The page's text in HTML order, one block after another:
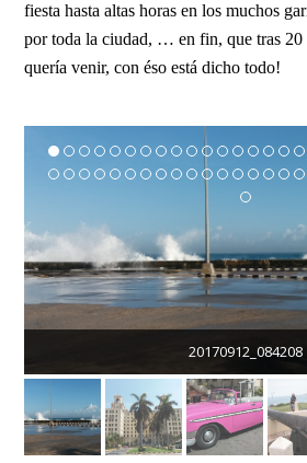
fiesta hasta altas horas en los muchos
por toda la ciudad, … en fin, que tras 20
quería venir, con éso está dicho todo!
20170912_084208